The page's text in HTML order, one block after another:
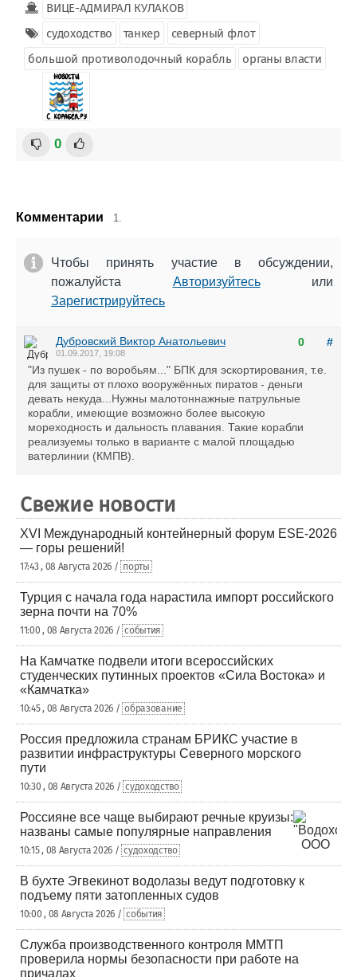
ВИЦЕ-АДМИРАЛ КУЛАКОВ
судоходство
танкер
северный флот
большой противолодочный корабль
органы власти
0
Комментарии 1.
Чтобы принять участие в обсуждении,
пожалуйста Авторизуйтесьили
Зарегистрируйтесь
0 #
Дубровский Виктор Анатольевич
01.09.2017, 19:08
"Из пушек - по воробьям..." БПК для эскортирования, т.е.
для защиты от плохо вооружённых пиратов - деньги
девать некуда...Нужны малотоннажные патрульные
корабли, имеющие возможно более высокую
мореходность и дальность плавания. Такие корабли
реализуемы только в варианте с малой площадью
ватерлинии (КМПВ).
Свежие новости
XVI Международный контейнерный форум ESE-2026
— горы решений!
17:43 , 08 Августа 2026 / порты
Турция с начала года нарастила импорт российского
зерна почти на 70%
11:00 , 08 Августа 2026 / события
На Камчатке подвели итоги всероссийских
студенческих путинных проектов «Сила Востока» и
«Камчатка»
10:45 , 08 Августа 2026 / образование
Россия предложила странам БРИКС участие в
развитии инфраструктуры Северного морского
пути
10:30 , 08 Августа 2026 / судоходство
Россияне все чаще выбирают речные круизы:
названы самые популярные направления
10:15 , 08 Августа 2026 / судоходство
В бухте Эгвекинот водолазы ведут подготовку к
подъему пяти затопленных судов
10:00 , 08 Августа 2026 / события
Служба производственного контроля ММТП
проверила нормы безопасности при работе на
причалах